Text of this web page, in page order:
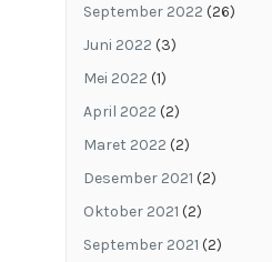
September 2022 (26)
Juni 2022 (3)
Mei 2022 (1)
April 2022 (2)
Maret 2022 (2)
Desember 2021 (2)
Oktober 2021 (2)
September 2021 (2)